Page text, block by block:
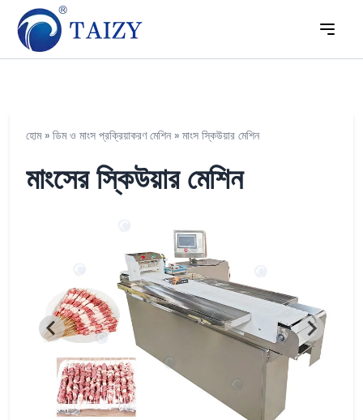
হোম» ডিম ও মাংস প্রক্রিয়াকরণ মেশিন» মাংস স্কিউয়ার মেশিন
মাংসের স্কিউয়ার মেশিন